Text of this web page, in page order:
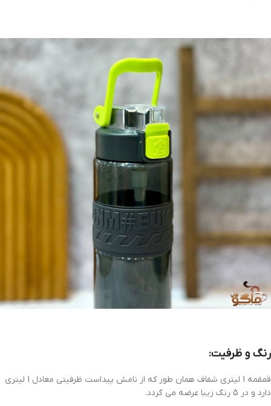
رنگ و ظرفیت:
قمقمه 1 لیتری شفاف همان طور که از نامش پیداست ظرفیتی معادل 1 لیتری
دارد و در 5 رنگ زیبا عرضه می گردد.